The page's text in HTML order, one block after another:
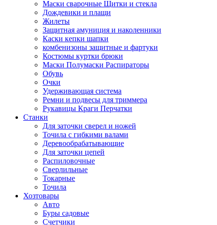
Маски сварочные Щитки и стекла
Дождевики и плащи
Жилеты
Защитная амуниция и наколенники
Каски кепки шапки
комбенизоны защитные и фартуки
Костюмы куртки брюки
Маски Полумаски Распираторы
Обувь
Очки
Удерживающая система
Ремни и подвесы для триммера
Рукавицы Краги Перчатки
Станки
Для заточки сверел и ножей
Точила с гибкими валами
Деревообрабатывающие
Для заточки цепей
Распиловочные
Сверлильные
Токарные
Точила
Хозтовары
Авто
Буры садовые
Счетчики